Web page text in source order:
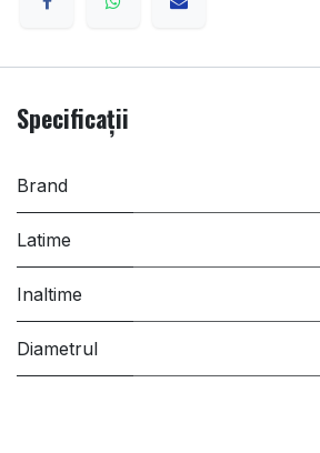
Specificații
Brand
Latime
Inaltime
Diametrul